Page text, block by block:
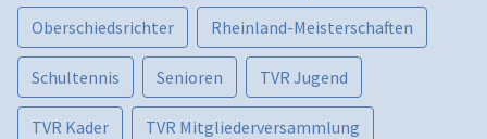
Oberschiedsrichter Rheinland-Meisterschaften
Schultennis Senioren TVR Jugend
TVR Kader TVR Mitgliederversammlung